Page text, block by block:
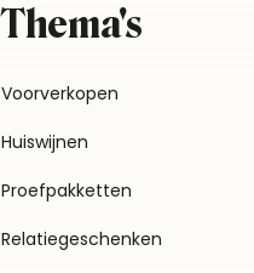
Thema's
Voorverkopen
Huiswijnen
Proefpakketten
Relatiegeschenken